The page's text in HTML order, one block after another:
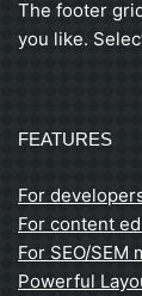
The footer
you like.
FEATURES
For
For content
For SEO/SEM
Powerful